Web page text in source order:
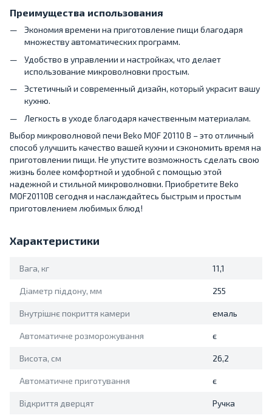
Преимущества использования
Экономия времени на приготовление пищи благодаря
множеству автоматических программ.
Удобство в управлении и настройках, что делает
использование микроволновки простым.
Эстетичный и современный дизайн, который украсит вашу
кухню.
Легкость в уходе благодаря качественным материалам.
Выбор микроволновой печи Beko MOF 20110 B – это отличный
способ улучшить качество вашей кухни и сэкономить время на
приготовлении пищи. Не упустите возможность сделать свою
жизнь более комфортной и удобной с помощью этой
надежной и стильной микроволновки. Приобретите Beko
MOF20110B сегодня и наслаждайтесь быстрым и простым
приготовлением любимых блюд!
Характеристики
Вага, кг 11,1
Діаметр піддону, мм 255
Внутрішнє покриття камери емаль
Автоматичне розморожування є
Висота, см 26,2
Автоматичне приготування є
Відкриття дверцят Ручка